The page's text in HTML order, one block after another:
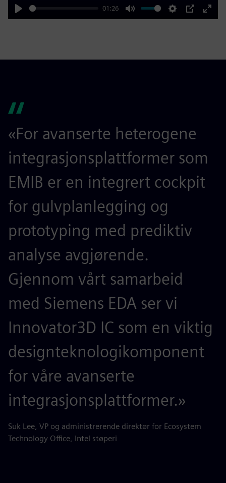
Play
01:26
Mute Settings
PIP
Enter
«For avanserte heterogene
integrasjonsplattformer som
EMIB er en integrert cockpit
for gulvplanlegging og
prototyping med prediktiv
analyse avgjørende.
Gjennom vårt samarbeid
med Siemens EDA ser vi
Innovator3D IC som en viktig
designteknologikomponent
for våre avanserte
integrasjonsplattformer.»
Suk Lee, VP og administrerende direktør for Ecosystem
Technology Office, Intel støperi